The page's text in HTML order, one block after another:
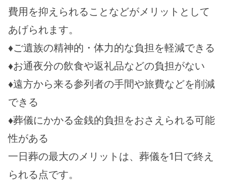
費用を抑えられることなどがメリットとして
あげられます。
♦ご遺族の精神的・体力的な負担を軽減できる
♦お通夜分の飲食や返礼品などの負担がない
♦遠方から来る参列者の手間や旅費などを削減
できる
♦葬儀にかかる金銭的負担をおさえられる可能
性がある
一日葬の最大のメリットは、葬儀を1日で終え
られる点です。